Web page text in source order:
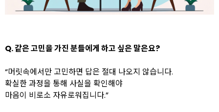
Q. 같은 고민을 가진 분들에게 하고 싶은 말은요?
“머릿속에서만 고민하면 답은 절대 나오지 않습니다.
확실한 과정을 통해 사실을 확인해야
마음이 비로소 자유로워집니다.”